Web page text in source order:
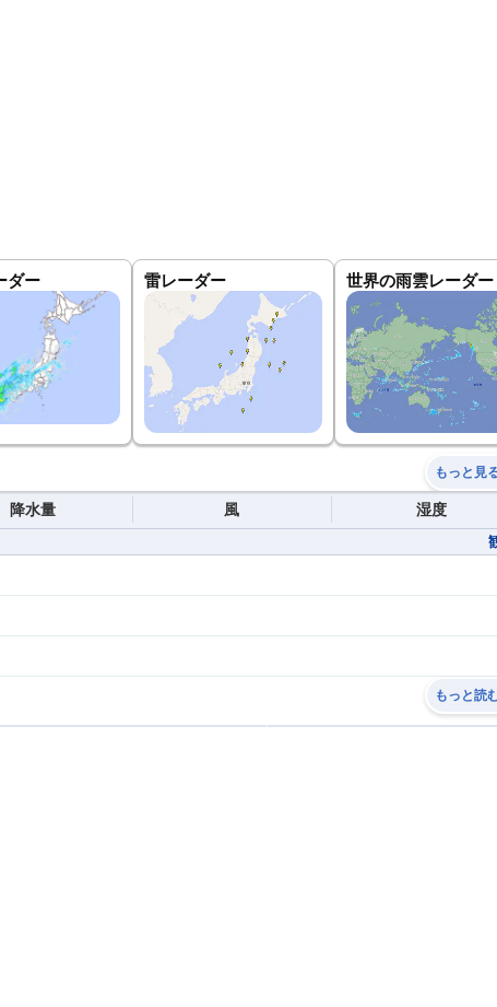
ダー 雷レーダー 世界の雨雲レーダー
もっと見
降水量 風 湿度
もっと読